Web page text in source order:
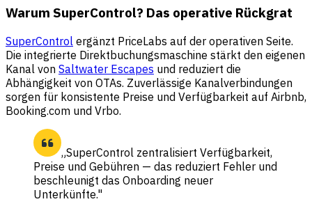
Warum SuperControl? Das operative Rückgrat
SuperControl ergänzt PriceLabs auf der operativen Seite.
Die integrierte Direktbuchungsmaschine stärkt den eigenen
Kanal von Saltwater Escapes und reduziert die
Abhängigkeit von OTAs. Zuverlässige Kanalverbindungen
sorgen für konsistente Preise und Verfügbarkeit auf Airbnb,
Booking.com und Vrbo.
„SuperControl zentralisiert Verfügbarkeit,
Preise und Gebühren — das reduziert Fehler und
beschleunigt das Onboarding neuer
Unterkünfte."